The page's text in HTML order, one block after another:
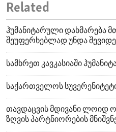
Related
ჰუმანიტარული დახმარება
შეუფერხებლად უნდა
სამხრეთ კავკასიაში
საქართველოს
თავდაცვის მდივანი ლოიდ
ზღვის პარტნიორების